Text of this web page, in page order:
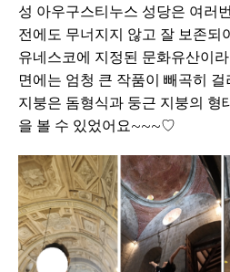
성 아우구스티누스 성당은 여러
전에도 무너지지 않고 잘 보존되
유네스코에 지정된 문화유산이
면에는 엄청 큰 작품이 빼곡히 걸
지붕은 돔형식과 둥근 지붕의 형
을 볼 수 있었어요~~~♡